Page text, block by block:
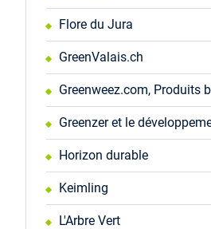
Flore du Jura
GreenValais.ch
Greenweez.com, Produits
Greenzer et le
Horizon durable
Keimling
L'Arbre Vert